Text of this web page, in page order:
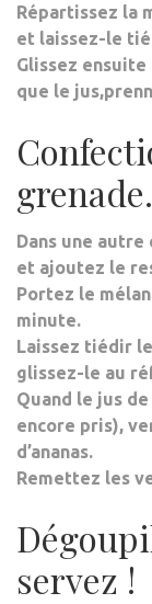
Répartissez la
et laissez-le
Glissez
que le
grenade.
Dans une
et ajoutez le
Portez le
minute.
Laissez tiédir
glissez-le au
Quand le jus
encore pris),
d’ananas.
Remettez les
servez !